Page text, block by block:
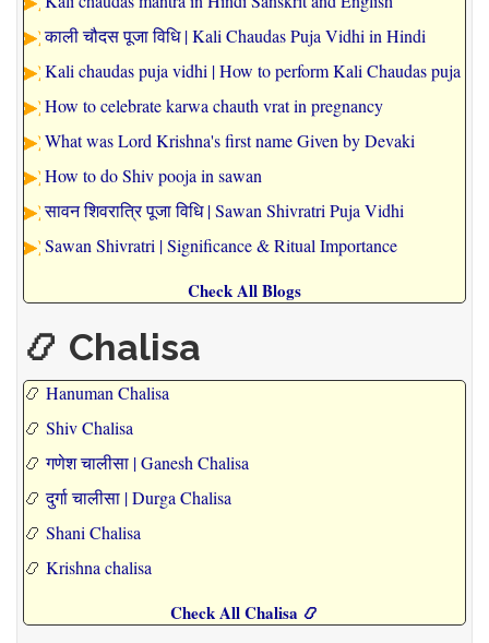
काली चौदस पूजा विधि | Kali Chaudas Puja Vidhi in Hindi
Kali chaudas puja vidhi | How to perform Kali Chaudas puja
How to celebrate karwa chauth vrat in pregnancy
What was Lord Krishna's first name Given by Devaki
How to do Shiv pooja in sawan
सावन शिवरात्रि पूजा विधि | Sawan Shivratri Puja Vidhi
Sawan Shivratri | Significance & Ritual Importance
Check All Blogs
📿 Chalisa
📿 Hanuman Chalisa
📿 Shiv Chalisa
📿गणेश चालीसा | Ganesh Chalisa
📿दुर्गा चालीसा | Durga Chalisa
📿 Shani Chalisa
📿 Krishna chalisa
Check All Chalisa 📿